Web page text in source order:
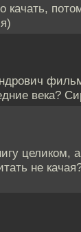
качать,
века?
целиком,
не